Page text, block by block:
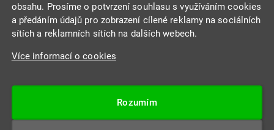
INTEGRA CENTRUM s.r.o.
Jabloňová 662/7
Datová schránka: 4beca6d
obsahu. Prosíme o potvrzení souhlasu s využíváním cookies
a předáním údajů pro zobrazení cílené reklamy na sociálních
sítích a reklamních sítích na dalších webech.
Více informací o cookies
Rozumím